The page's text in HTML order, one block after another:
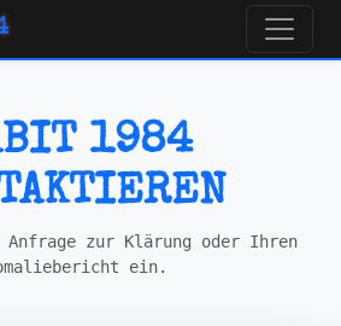
1984
Anfrage zur Klärung oder Ihren
ein.